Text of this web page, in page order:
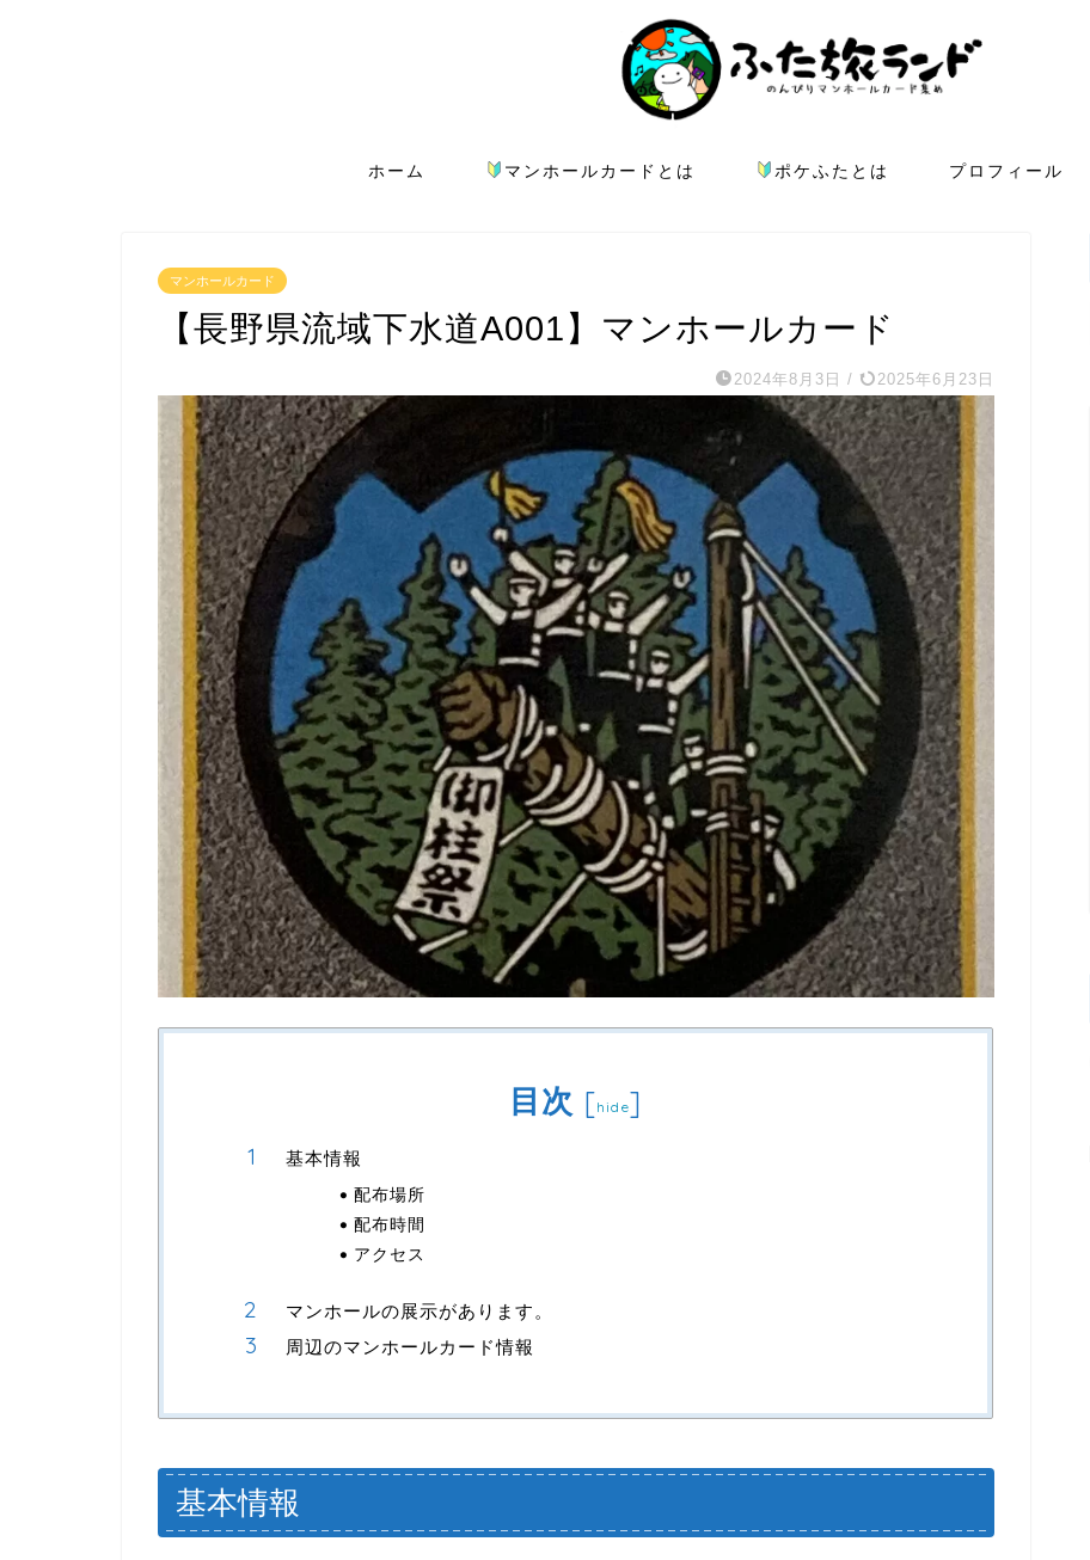
ホーム マンホールカードとは ポケふたとは プロフィール
マンホールカード
【長野県流域下水道A001】マンホールカード
2024年8月3日 / 2025年6月23日
目次 [hide]
基本情報
配布場所
配布時間
アクセス
マンホールの展示があります。
周辺のマンホールカード情報
基本情報